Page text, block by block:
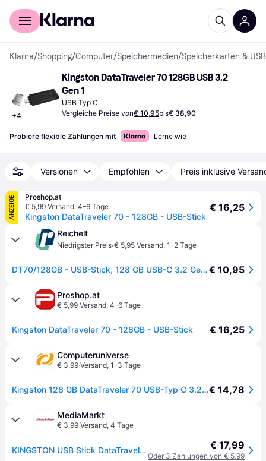
Für Shopper
Klarna/Shopping/Computer/Speichermedien/Speicherkarten &
+4
Kingston DataTraveler 70 128GB USB 3.2
Gen 1
USB Typ C
Vergleiche Preise von€ 10,95bis€ 38,90
Probiere flexible Zahlungen mit Lerne wie
Versionen Empfohlen Preis inklusive
ANZEIGE
Proshop.at
€ 5,99 Versand, 4–6 Tage
Kingston DataTraveler 70 - 128GB - USB-Stick
€ 16,25
Reichelt
Niedrigster Preis·€ 5,95 Versand, 1–2 Tage
DT70/128GB - USB-Stick, 128 GB USB-C 3.2 Gen 1 DataTraveler 70€ 10,95
Proshop.at
€ 5,99 Versand, 4–6 Tage
Kingston DataTraveler 70 - 128GB - USB-Stick € 16,25
Computeruniverse
€ 3,99 Versand, 1–3 Tage
Kingston 128 GB DataTraveler 70 USB-Typ C 3.2 Gen1 USB-Stick€ 14,78
MediaMarkt
€ 3,99 Versand, 4 Tage
KINGSTON USB Stick DataTraveler 70, 128GB, USB-C, schwarz (DT70/128GB) - Schwarz € 17,99
Oder 3 Zahlungen von € 5,99